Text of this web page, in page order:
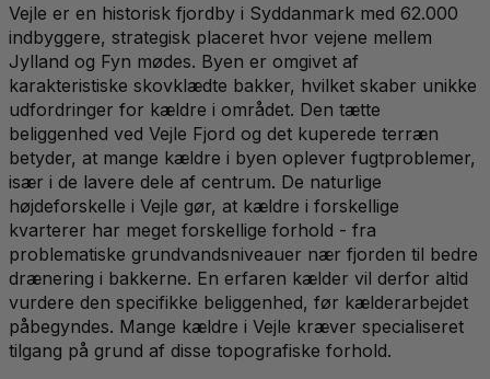
Vejle er en historisk fjordby i Syddanmark med 62.000
indbyggere, strategisk placeret hvor vejene mellem
Jylland og Fyn mødes. Byen er omgivet af
karakteristiske skovklædte bakker, hvilket skaber unikke
udfordringer for kældre i området. Den tætte
beliggenhed ved Vejle Fjord og det kuperede terræn
betyder, at mange kældre i byen oplever fugtproblemer,
især i de lavere dele af centrum. De naturlige
højdeforskelle i Vejle gør, at kældre i forskellige
kvarterer har meget forskellige forhold - fra
problematiske grundvandsniveauer nær fjorden til bedre
drænering i bakkerne. En erfaren kælder vil derfor altid
vurdere den specifikke beliggenhed, før kælderarbejdet
påbegyndes. Mange kældre i Vejle kræver specialiseret
tilgang på grund af disse topografiske forhold.